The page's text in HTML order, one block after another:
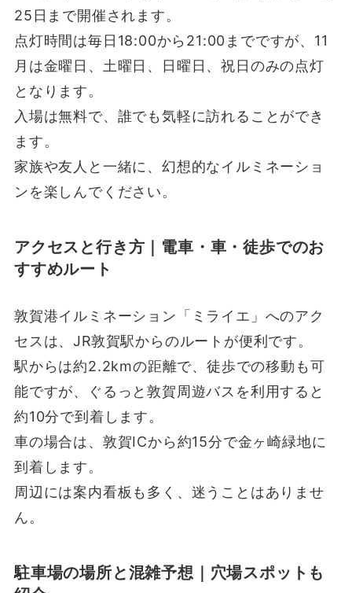
25日まで開催されます。
点灯時間は毎日18:00から21:00までですが、11
月は金曜日、土曜日、日曜日、祝日のみの点灯
となります。
入場は無料で、誰でも気軽に訪れることができ
ます。
家族や友人と一緒に、幻想的なイルミネーショ
ンを楽しんでください。
アクセスと行き方｜電車・車・徒歩でのお
すすめルート
敦賀港イルミネーション「ミライエ」へのアク
セスは、JR敦賀駅からのルートが便利です。
駅からは約2.2kmの距離で、徒歩での移動も可
能ですが、ぐるっと敦賀周遊バスを利用すると
約10分で到着します。
車の場合は、敦賀ICから約15分で金ヶ崎緑地に
到着します。
周辺には案内看板も多く、迷うことはありませ
ん。
駐車場の場所と混雑予想｜穴場スポットも